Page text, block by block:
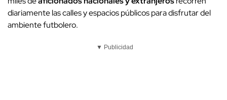
diariamente las calles y espacios públicos para disfrutar del
ambiente futbolero.
▼ Publicidad